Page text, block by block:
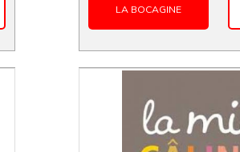
LA BOCAGINE